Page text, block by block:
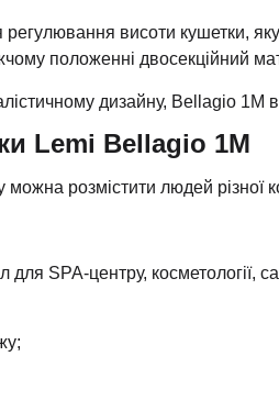
регулювання висоти кушетки,
положенні двосекційний
дизайну, Bellagio 1M
Lemi Bellagio 1M
можна розмістити людей
SPA-центру, косметології,